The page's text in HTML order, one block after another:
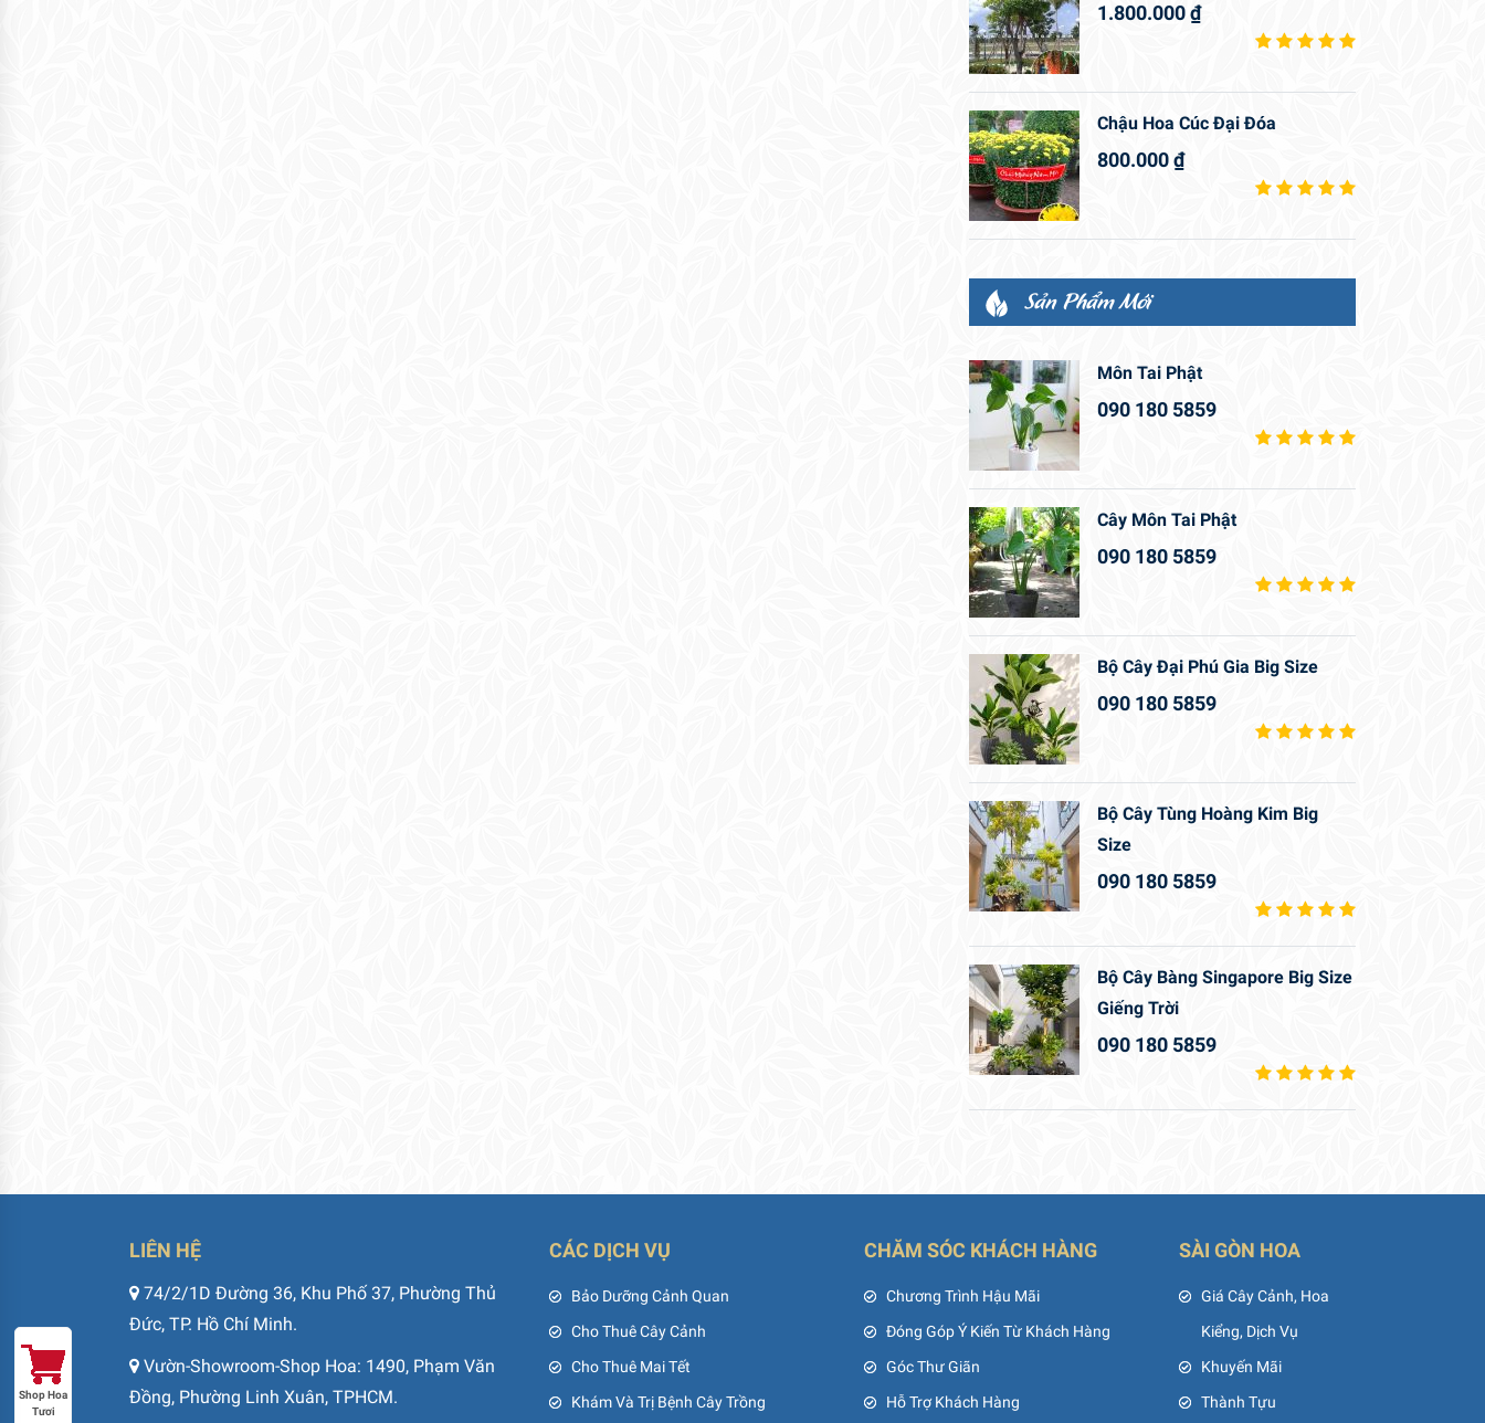
1.800.000₫
Chậu Hoa Cúc Đại Đóa
800.000₫
Sản Phẩm Mới
Môn Tai Phật
090 180 5859
Cây Môn Tai Phật
090 180 5859
Bộ Cây Đại Phú Gia Big Size
090 180 5859
Bộ Cây Tùng Hoàng Kim Big
Size
090 180 5859
Bộ Cây Bàng Singapore Big Size
Giếng Trời
090 180 5859
LIÊN HỆ
74/2/1D Đường 36, Khu Phố 37, Phường Thủ
Đức, TP. Hồ Chí Minh.
Vườn-Showroom-Shop Hoa: 1490, Phạm Văn
Đồng, Phường Linh Xuân, TPHCM.
CÁC DỊCH VỤ
Bảo Dưỡng Cảnh Quan
Cho Thuê Cây Cảnh
Cho Thuê Mai Tết
Khám Và Trị Bệnh Cây Trồng
CHĂM SÓC KHÁCH HÀNG
Chương Trình Hậu Mãi
Đóng Góp Ý Kiến Từ Khách Hàng
Góc Thư Giãn
Hỗ Trợ Khách Hàng
SÀI GÒN HOA
Giá Cây Cảnh, Hoa
Kiểng, Dịch Vụ
Khuyến Mãi
Thành Tựu
Shop Hoa
Tươi